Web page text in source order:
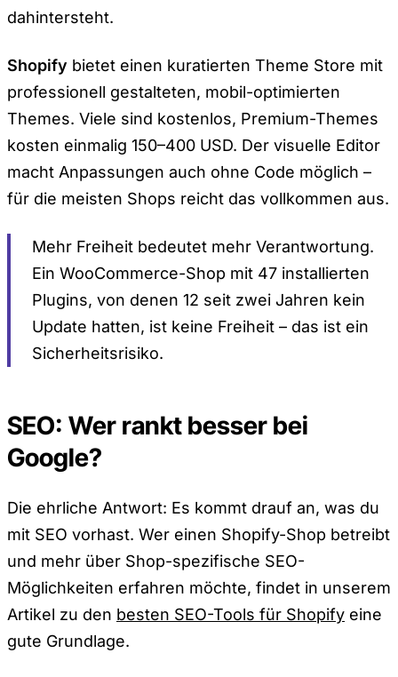
dahintersteht.
Shopify bietet einen kuratierten Theme Store mit
professionell gestalteten, mobil-optimierten
Themes. Viele sind kostenlos, Premium-Themes
kosten einmalig 150–400 USD. Der visuelle Editor
macht Anpassungen auch ohne Code möglich –
für die meisten Shops reicht das vollkommen aus.
Mehr Freiheit bedeutet mehr Verantwortung.
Ein WooCommerce-Shop mit 47 installierten
Plugins, von denen 12 seit zwei Jahren kein
Update hatten, ist keine Freiheit – das ist ein
Sicherheitsrisiko.
SEO: Wer rankt besser bei
Google?
Die ehrliche Antwort: Es kommt drauf an, was du
mit SEO vorhast. Wer einen Shopify-Shop betreibt
und mehr über Shop-spezifische SEO-
Möglichkeiten erfahren möchte, findet in unserem
Artikel zu den besten SEO-Tools für Shopify eine
gute Grundlage.